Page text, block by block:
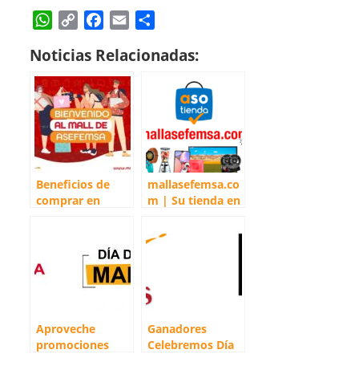
W
a
t
s
A
p
p
p
y
L
i
n
k
c
e
b
o
o
k
a
i
l
m
t
i
r
Noticias Relacionadas:
Beneficios de
comprar en
mallasefemsa.co
m | Su tienda en
Aproveche
promociones
Ganadores
Celebremos Día